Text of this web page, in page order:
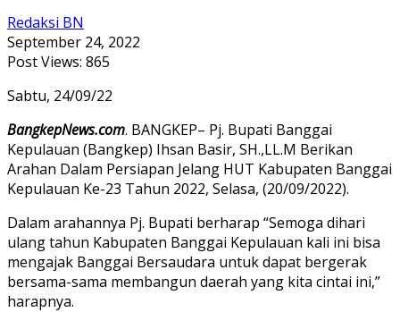
Redaksi BN
September 24, 2022
Post Views: 865
Sabtu, 24/09/22
BangkepNews.com. BANGKEP– Pj. Bupati Banggai
Kepulauan (Bangkep) Ihsan Basir, SH.,LL.M Berikan
Arahan Dalam Persiapan Jelang HUT Kabupaten Banggai
Kepulauan Ke-23 Tahun 2022, Selasa, (20/09/2022).
Dalam arahannya Pj. Bupati berharap “Semoga dihari
ulang tahun Kabupaten Banggai Kepulauan kali ini bisa
mengajak Banggai Bersaudara untuk dapat bergerak
bersama-sama membangun daerah yang kita cintai ini,”
harapnya.